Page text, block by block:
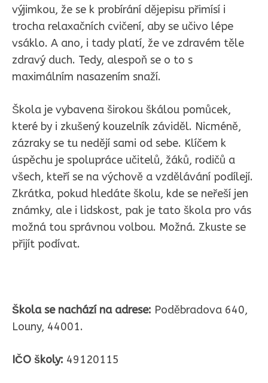
výjimkou, že se k probírání dějepisu přimísí i
trocha relaxačních cvičení, aby se učivo lépe
vsáklo. A ano, i tady platí, že ve zdravém těle
zdravý duch. Tedy, alespoň se o to s
maximálním nasazením snaží.
Škola je vybavena širokou škálou pomůcek,
které by i zkušený kouzelník záviděl. Nicméně,
zázraky se tu nedějí sami od sebe. Klíčem k
úspěchu je spolupráce učitelů, žáků, rodičů a
všech, kteří se na výchově a vzdělávání podílejí.
Zkrátka, pokud hledáte školu, kde se neřeší jen
známky, ale i lidskost, pak je tato škola pro vás
možná tou správnou volbou. Možná. Zkuste se
přijít podívat.
Škola se nachází na adrese: Poděbradova 640,
Louny, 44001.
IČO školy: 49120115